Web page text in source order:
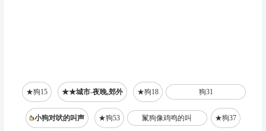
★狗15 ★★城市-夜晚,郊外 ★狗18 狗31
小狗对吠的叫声 ★狗53 鬣狗像鸡鸣的叫 ★狗37